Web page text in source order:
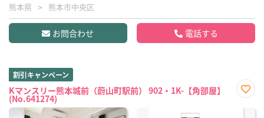
熊本県 熊本市中央区
お問合わせ 電話する
割引キャンペーン
Kマンスリー熊本城前（蔚山町駅前） 902・1K-【角部屋】
(No.641274)
に入